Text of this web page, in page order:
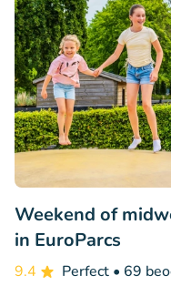
Weekend of
in EuroParcs
9.4 Perfect • 69